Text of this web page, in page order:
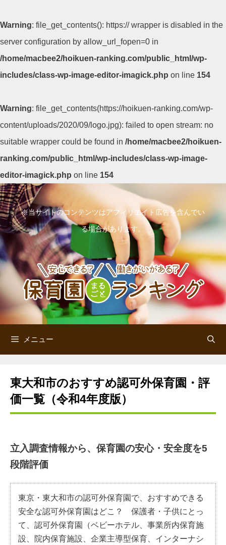
Warning: file_get_contents(): https:// wrapper is disabled in the
server configuration by allow_url_fopen=0 in
/home/macbee2/hoikuen-ranking.com/public_html/wp-
includes/class-wp-image-editor-imagick.php on line 154
Warning: file_get_contents(https://hoikuen-ranking.com/wp-
content/uploads/2020/09/logo.jpg): failed to open stream: no
suitable wrapper could be found in /home/macbee2/hoikuen-
ranking.com/public_html/wp-includes/class-wp-image-
editor-imagick.php on line 154
コ
ン
テ
ン
ツ
ス
ッ
※当サイトのコンテンツはアフィリエイト広告を含んでい
る場合があります。
メニュー
東大和市のおすすめ認可外保育園・評
価一覧（令和4年度版）
立入調査情報から、保育園の安心・安全度を5
段階評価
東京・東大和市の認可外保育園で、おすすめできる
安全な認可外保育園はどこ？ 保護者・子供にとっ
て、認可外保育園（ベビーホテル、事業所内保育施
設、院内保育施設、企業主導型保育、インターナシ